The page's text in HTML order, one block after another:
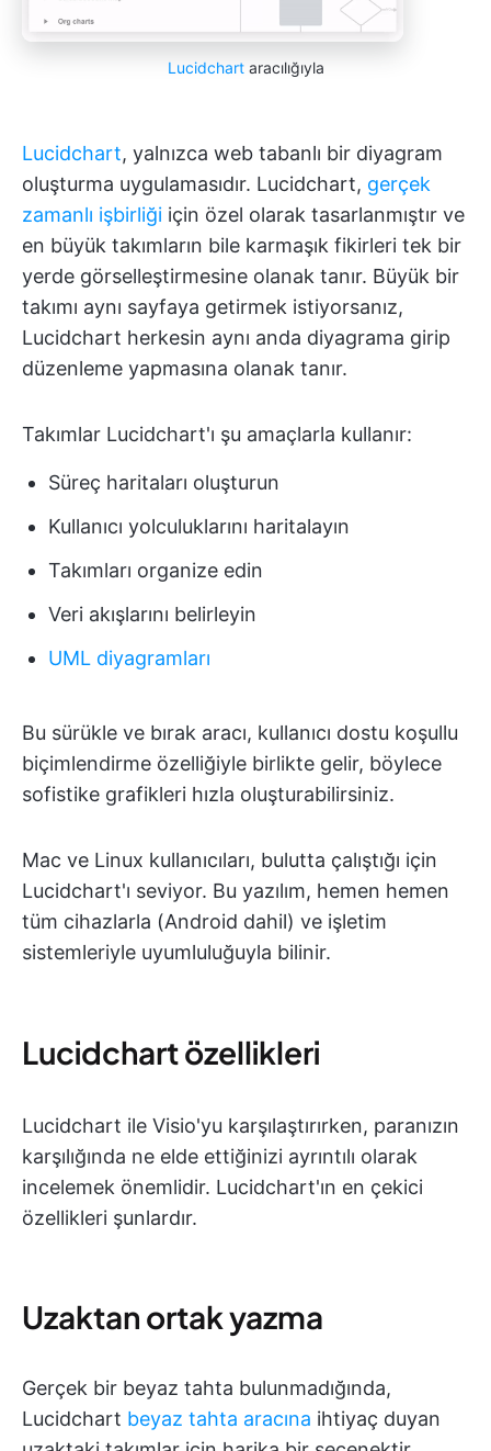
Lucidchartaracılığıyla
Lucidchart, yalnızca web tabanlı bir diyagram
oluşturma uygulamasıdır. Lucidchart, gerçek
zamanlı işbirliği için özel olarak tasarlanmıştır ve
en büyük takımların bile karmaşık fikirleri tek bir
yerde görselleştirmesine olanak tanır. Büyük bir
takımı aynı sayfaya getirmek istiyorsanız,
Lucidchart herkesin aynı anda diyagrama girip
düzenleme yapmasına olanak tanır.
Takımlar Lucidchart'ı şu amaçlarla kullanır:
Süreç haritaları oluşturun
Kullanıcı yolculuklarını haritalayın
Takımları organize edin
Veri akışlarını belirleyin
UML diyagramları
Bu sürükle ve bırak aracı, kullanıcı dostu koşullu
biçimlendirme özelliğiyle birlikte gelir, böylece
sofistike grafikleri hızla oluşturabilirsiniz.
Mac ve Linux kullanıcıları, bulutta çalıştığı için
Lucidchart'ı seviyor. Bu yazılım, hemen hemen
tüm cihazlarla (Android dahil) ve işletim
sistemleriyle uyumluluğuyla bilinir.
Lucidchart özellikleri
Lucidchart ile Visio'yu karşılaştırırken, paranızın
karşılığında ne elde ettiğinizi ayrıntılı olarak
incelemek önemlidir. Lucidchart'ın en çekici
özellikleri şunlardır.
Uzaktan ortak yazma
Gerçek bir beyaz tahta bulunmadığında,
Lucidchart beyaz tahta aracına ihtiyaç duyan